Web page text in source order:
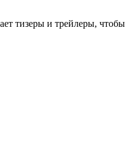
тизеры и трейлеры,